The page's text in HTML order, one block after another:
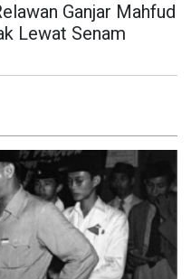
Ganjar Mahfud
Lewat Senam